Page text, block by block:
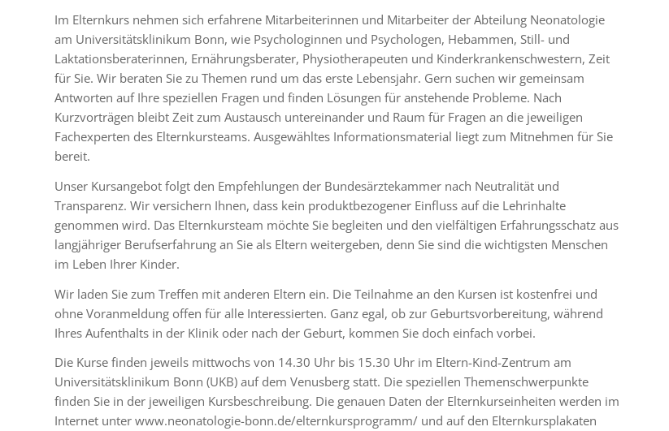
Im Elternkurs nehmen sich erfahrene Mitarbeiterinnen und Mitarbeiter der Abteilung Neonatologie
am Universitätsklinikum Bonn, wie Psychologinnen und Psychologen, Hebammen, Still- und
Laktationsberaterinnen, Ernährungsberater, Physiotherapeuten und Kinderkrankenschwestern, Zeit
für Sie. Wir beraten Sie zu Themen rund um das erste Lebensjahr. Gern suchen wir gemeinsam
Antworten auf Ihre speziellen Fragen und finden Lösungen für anstehende Probleme. Nach
Kurzvorträgen bleibt Zeit zum Austausch untereinander und Raum für Fragen an die jeweiligen
Fachexperten des Elternkursteams. Ausgewähltes Informationsmaterial liegt zum Mitnehmen für Sie
bereit.
Unser Kursangebot folgt den Empfehlungen der Bundesärztekammer nach Neutralität und
Transparenz. Wir versichern Ihnen, dass kein produktbezogener Einfluss auf die Lehrinhalte
genommen wird. Das Elternkursteam möchte Sie begleiten und den vielfältigen Erfahrungsschatz aus
langjähriger Berufserfahrung an Sie als Eltern weitergeben, denn Sie sind die wichtigsten Menschen
im Leben Ihrer Kinder.
Wir laden Sie zum Treffen mit anderen Eltern ein. Die Teilnahme an den Kursen ist kostenfrei und
ohne Voranmeldung offen für alle Interessierten. Ganz egal, ob zur Geburtsvorbereitung, während
Ihres Aufenthalts in der Klinik oder nach der Geburt, kommen Sie doch einfach vorbei.
Die Kurse finden jeweils mittwochs von 14.30 Uhr bis 15.30 Uhr im Eltern-Kind-Zentrum am
Universitätsklinikum Bonn (UKB) auf dem Venusberg statt. Die speziellen Themenschwerpunkte
finden Sie in der jeweiligen Kursbeschreibung. Die genauen Daten der Elternkurseinheiten werden im
Internet unter www.neonatologie-bonn.de/elternkursprogramm/ und auf den Elternkursplakaten